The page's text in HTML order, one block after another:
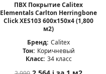
ПВХ Покрытие Calitex
Elementals Carlton Herringbone
Click XES103 600x150x4 (1,800
м2)
Бренд: Calitex
Тон: Коричневый
Класс: 34 класс